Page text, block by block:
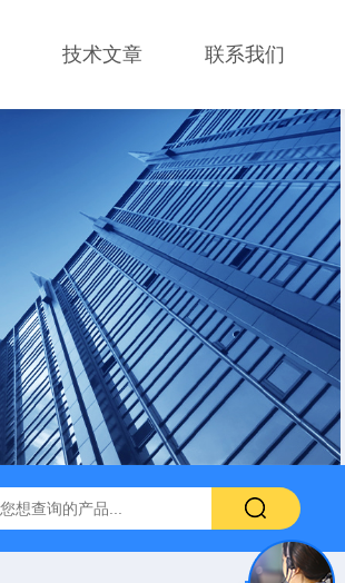
技术文章 联系我们
80-2A低速离心机 YXJ-2高速离心机